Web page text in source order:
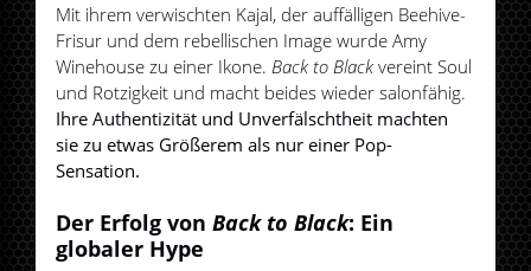
Mit ihrem verwischten Kajal, der auffälligen Beehive-
Frisur und dem rebellischen Image wurde Amy
Winehouse zu einer Ikone. Back to Black vereint Soul
und Rotzigkeit und macht beides wieder salonfähig.
Ihre Authentizität und Unverfälschtheit machten
sie zu etwas Größerem als nur einer Pop-
Sensation.
Der Erfolg vonBack to Black: Ein
globaler Hype